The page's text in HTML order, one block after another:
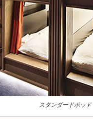
スタンダードポッド